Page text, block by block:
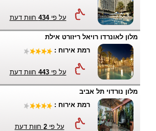
על פי434 חוות דעת
מלון לאונרדו רויאל ריזורט אילת
רמת אירוח :
על פי443 חוות דעת
מלון נורדוי תל אביב
רמת אירוח :
על פי2 חוות דעת